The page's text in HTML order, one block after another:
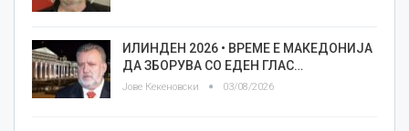
ИЛИНДЕН 2026 • ВРЕМЕ Е МАКЕДОНИЈА
ДА ЗБОРУВА СО ЕДЕН ГЛАС…
Јове Кекеновски 03/08/2026